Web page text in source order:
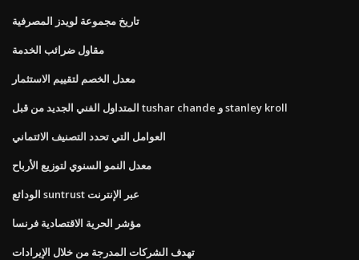
تاريخ مجموعة لويدز المصرفية
مقاول ضرائب الخدمة
معدل الخصم لتقييم الاستثمار
المتداول الفني الجديد من قبل tushar chande و stanley kroll
العوامل التي تحدد التصنيف الائتماني
معدل النمو السنوي لتوزيع الأرباح
الودائع suntrust عبر الإنترنت
مؤشر الحرية الاقتصادية فرنسا
تهدف الشركات المدرجة من خلال الإيرادات